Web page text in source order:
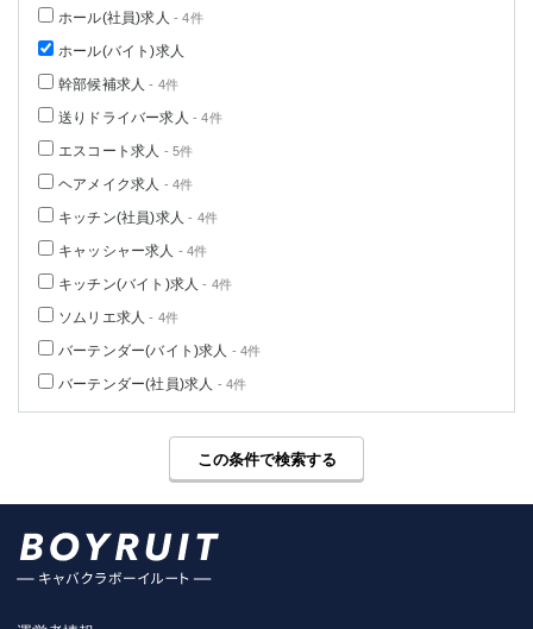
ホール(社員)求人 - 4件
ホール(バイト)求人
幹部候補求人 - 4件
送りドライバー求人 - 4件
エスコート求人 - 5件
ヘアメイク求人 - 4件
キッチン(社員)求人 - 4件
キャッシャー求人 - 4件
キッチン(バイト)求人 - 4件
ソムリエ求人 - 4件
バーテンダー(バイト)求人 - 4件
バーテンダー(社員)求人 - 4件
この条件で検索する